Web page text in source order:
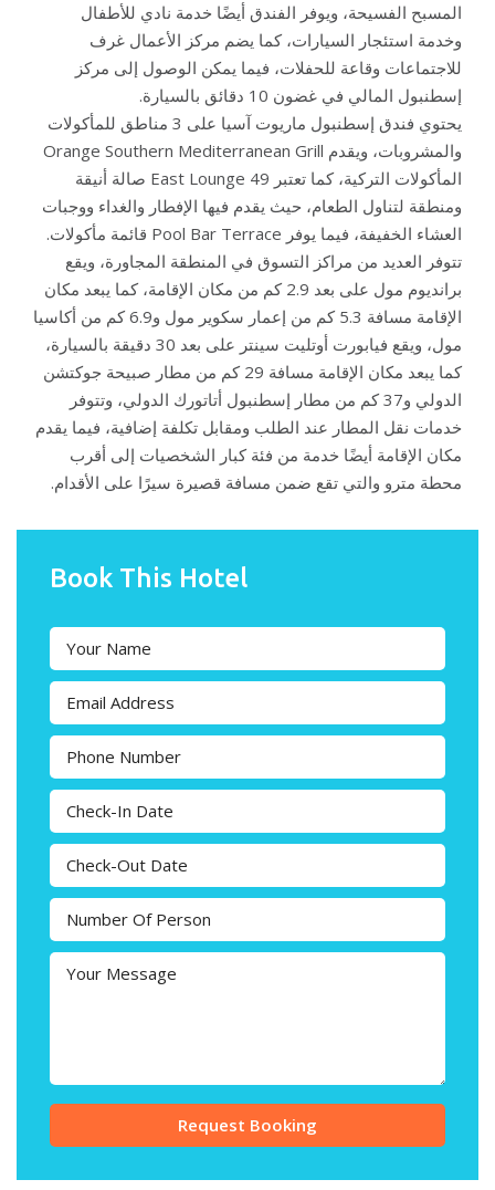
المسبح الفسيحة، ويوفر الفندق أيضًا خدمة نادي للأطفال
وخدمة استئجار السيارات، كما يضم مركز الأعمال غرف
للاجتماعات وقاعة للحفلات، فيما يمكن الوصول إلى مركز
إسطنبول المالي في غضون 10 دقائق بالسيارة.
يحتوي فندق إسطنبول ماريوت آسيا على 3 مناطق للمأكولات
والمشروبات، ويقدم Orange Southern Mediterranean Grill
المأكولات التركية، كما تعتبر 49 East Lounge صالة أنيقة
ومنطقة لتناول الطعام، حيث يقدم فيها الإفطار والغداء ووجبات
العشاء الخفيفة، فيما يوفر Pool Bar Terrace قائمة مأكولات.
تتوفر العديد من مراكز التسوق في المنطقة المجاورة، ويقع
برانديوم مول على بعد 2.9 كم من مكان الإقامة، كما يبعد مكان
الإقامة مسافة 5.3 كم من إعمار سكوير مول و6.9 كم من أكاسيا
مول، ويقع فيابورت أوتليت سينتر على بعد 30 دقيقة بالسيارة،
كما يبعد مكان الإقامة مسافة 29 كم من مطار صبيحة جوكتشن
الدولي و37 كم من مطار إسطنبول أتاتورك الدولي، وتتوفر
خدمات نقل المطار عند الطلب ومقابل تكلفة إضافية، فيما يقدم
مكان الإقامة أيضًا خدمة من فئة كبار الشخصيات إلى أقرب
محطة مترو والتي تقع ضمن مسافة قصيرة سيرًا على الأقدام.
Book This Hotel
Request Booking